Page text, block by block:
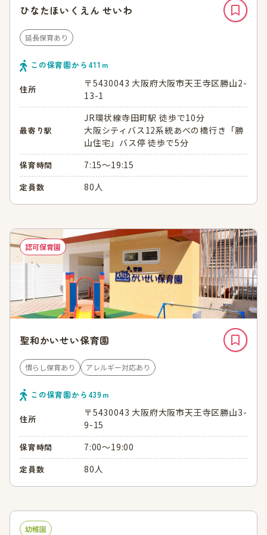
ひなたほいくえん せいわ
延長保育あり
この保育園から 411 ｍ
住所
〒5430043 大阪府大阪市天王寺区勝山2-
13-1
最寄り駅
JR環状線寺田町駅 徒歩で10分
大阪シティバス12系統あべの橋行き「勝
山住宅」バス停 徒歩で5分
保育時間 7:15～19:15
定員数 80人
認可保育園
聖和かいせい保育園
慣らし保育あり アレルギー対応あり
この保育園から 439ｍ
住所
〒5430043 大阪府大阪市天王寺区勝山3-
9-15
保育時間 7:00～19:00
定員数 80人
幼稚園